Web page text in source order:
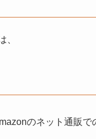
、
のネット通販で